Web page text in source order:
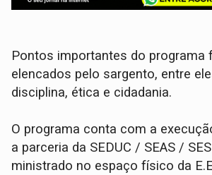
Pontos importantes do programa
elencados pelo sargento, entre
disciplina, ética e cidadania.
O programa conta com a
a parceria da SEDUC / SEAS /
ministrado no espaço físico da